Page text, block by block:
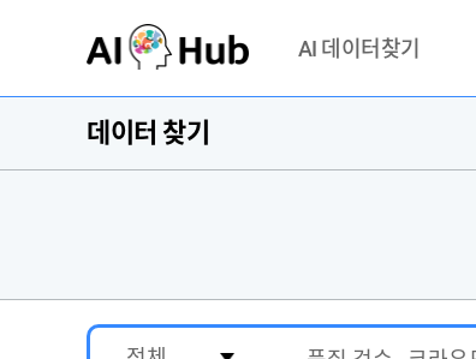
AI 데이터찾기
기관 제공 데이터
데이터 찾기